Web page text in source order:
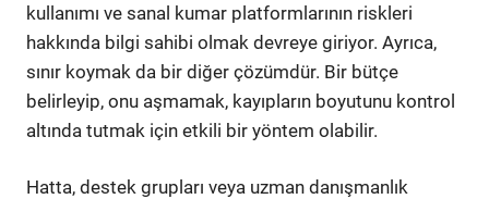
kullanımı ve sanal kumar platformlarının riskleri
hakkında bilgi sahibi olmak devreye giriyor. Ayrıca,
sınır koymak da bir diğer çözümdür. Bir bütçe
belirleyip, onu aşmamak, kayıpların boyutunu kontrol
altında tutmak için etkili bir yöntem olabilir.
Hatta, destek grupları veya uzman danışmanlık